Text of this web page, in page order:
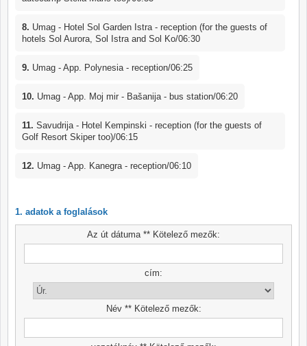
8. Umag - Hotel Sol Garden Istra - reception (for the guests of
hotels Sol Aurora, Sol Istra and Sol Ko/06:30
9. Umag - App. Polynesia - reception/06:25
10. Umag - App. Moj mir - Bašanija - bus station/06:20
11. Savudrija - Hotel Kempinski - reception (for the guests of
Golf Resort Skiper too)/06:15
12. Umag - App. Kanegra - reception/06:10
1. adatok a foglalások
Az út dátuma ** Kötelező mezők:
cím:
Név ** Kötelező mezők: